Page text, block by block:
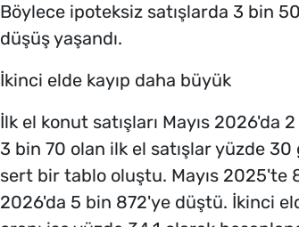
Böylece ipoteksiz satışlarda 3 bin
düşüş yaşandı.
İkinci elde kayıp daha büyük
İlk el konut satışları Mayıs 2026'da
3 bin 70 olan ilk el satışlar yüzde
sert bir tablo oluştu. Mayıs 2025'te
2026'da 5 bin 872'ye düştü. İkinci